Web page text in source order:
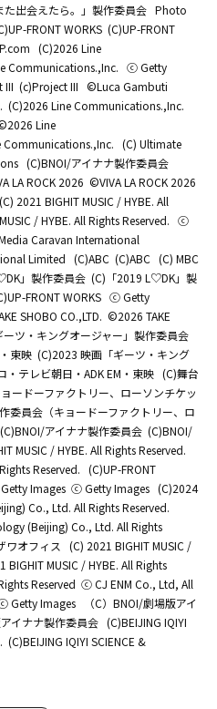
出会えたら。」製作委員会 Photo
FRONT WORKS (C)UP-FRONT
(C)2026 Line
Communications.,Inc. ⓒ Getty
III (c)Project III ©Luca Gambuti
(C)2026 Line Communications.,Inc.
Line
(C) Ultimate
(C)BNOI/アイナナ製作委員会
LA ROCK 2026 ©️VIVA LA ROCK 2026
(C) 2021 BIGHIT MUSIC / HYBE. All
/ HYBE. All Rights Reserved. ⓒ
Caravan International
Limited (C)ABC (C)ABC (C) MBC
」製作委員会 (C)「2019 L♡DK」製
FRONT WORKS ⓒ Getty
SHOBO CO.,LTD. ©2026 TAKE
ツ・キングオージャー」製作委員会
東映 (C)2023 映画「ギーツ・キング
・テレビ朝日・ADK EM・東映 (C)舞台
ードーファクトリー、ローソンチケッ
委員会（キョードーファクトリー、ロ
(C)BNOI/アイナナ製作委員会 (C)BNOI/
MUSIC / HYBE. All Rights Reserved.
Reserved. (C)UP-FRONT
Images ⓒ Getty Images (C)2024
Co., Ltd. All Rights Reserved.
(Beijing) Co., Ltd. All Rights
ワオフィス
(C) 2021 BIGHIT MUSIC /
BIGHIT MUSIC / HYBE. All Rights
Reserved ⓒ CJ ENM Co., Ltd, All
Getty Images
（C）BNOI/劇場版アイ
イナナ製作委員会 (C)BEIJING IQIYI
(C)BEIJING IQIYI SCIENCE &